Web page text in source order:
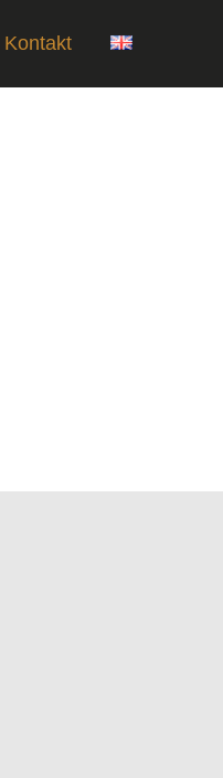
Kontakt